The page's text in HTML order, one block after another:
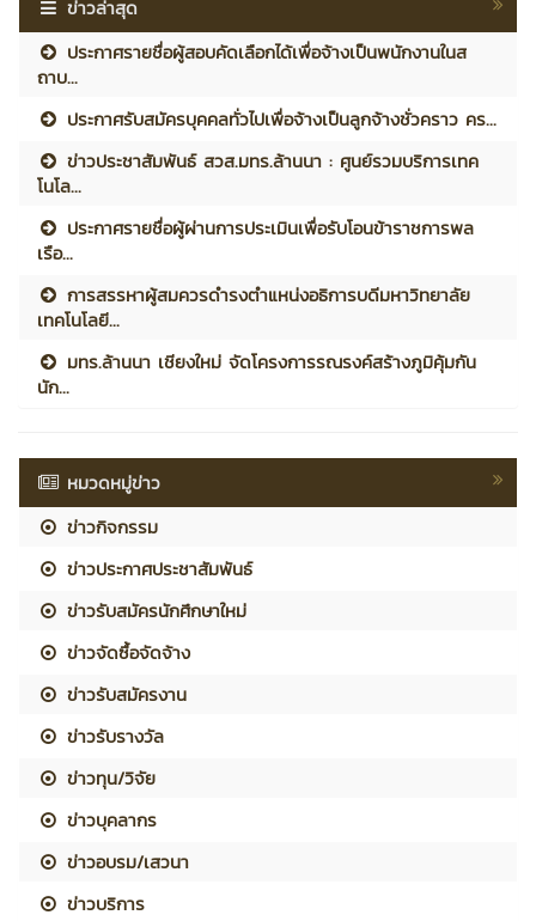
ข่าวล่าสุด
ประกาศรายชื่อผู้สอบคัดเลือกได้เพื่อจ้างเป็นพนักงานในส
ถาบ...
ประกาศรับสมัครบุคคลทั่วไปเพื่อจ้างเป็นลูกจ้างชั่วคราว คร...
ข่าวประชาสัมพันธ์ สวส.มทร.ล้านนา : ศูนย์รวมบริการเทค
โนโล...
ประกาศรายชื่อผู้ผ่านการประเมินเพื่อรับโอนข้าราชการพล
เรือ...
การสรรหาผู้สมควรดำรงตำแหน่งอธิการบดีมหาวิทยาลัย
เทคโนโลยี...
มทร.ล้านนา เชียงใหม่ จัดโครงการรณรงค์สร้างภูมิคุ้มกัน
นัก...
หมวดหมู่ข่าว
ข่าวกิจกรรม
ข่าวประกาศประชาสัมพันธ์
ข่าวรับสมัครนักศึกษาใหม่
ข่าวจัดซื้อจัดจ้าง
ข่าวรับสมัครงาน
ข่าวรับรางวัล
ข่าวทุน/วิจัย
ข่าวบุคลากร
ข่าวอบรม/เสวนา
ข่าวบริการ